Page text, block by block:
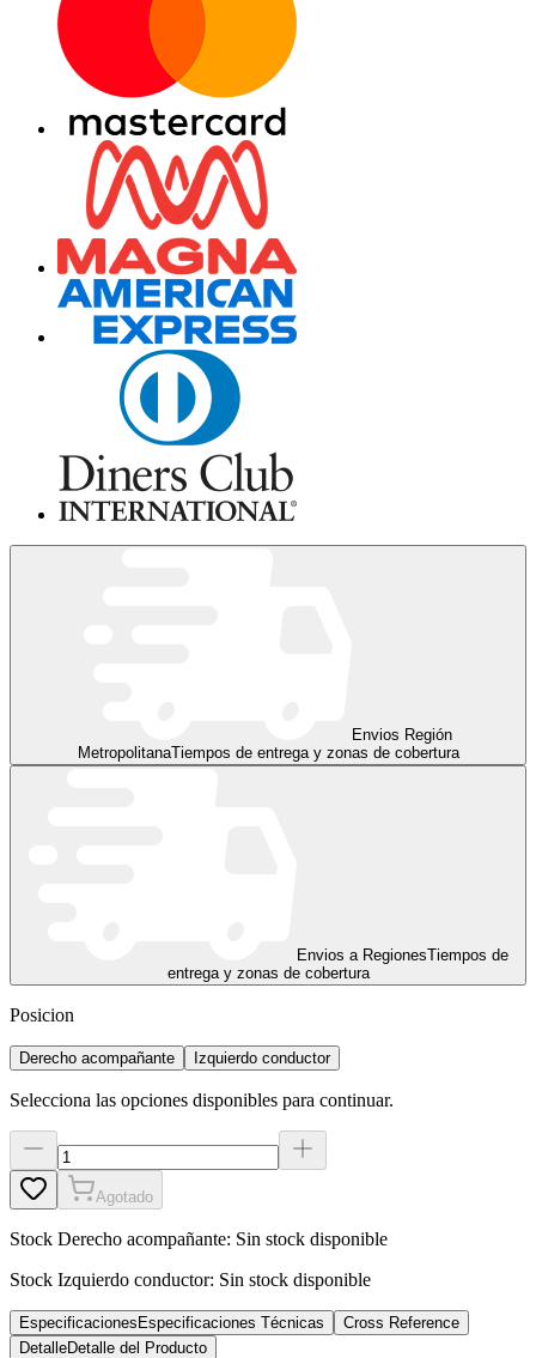
Envios Región
MetropolitanaTiempos de entrega y zonas de cobertura
Envios a RegionesTiempos de
entrega y zonas de cobertura
Posicion
Derecho acompañante Izquierdo conductor
Selecciona las opciones disponibles para continuar.
Agotado
Stock Derecho acompañante: Sin stock disponible
Stock Izquierdo conductor: Sin stock disponible
Especificaciones Especificaciones Técnicas
Cross Reference
DetalleDetalle del Producto